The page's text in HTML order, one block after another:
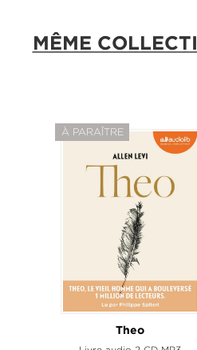
MÊME
À PARAÎTRE
Theo
Marx et la poupée